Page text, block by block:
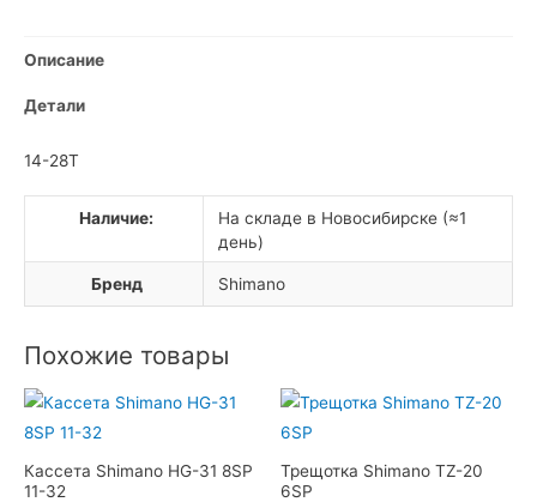
6
звезд
Описание
Детали
14-28T
Наличие:
На складе в Новосибирске (≈1
день)
Бренд Shimano
Похожие товары
Кассета Shimano HG-31 8SP
11-32
Трещотка Shimano TZ-20
6SP